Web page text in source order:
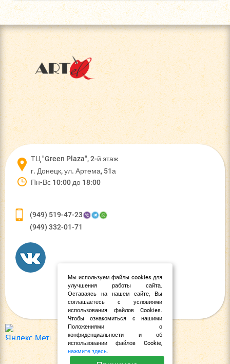
ТЦ "Green Plaza", 2-й этаж
г. Донецк, ул. Артема, 51а
Пн-Вс 10:00 до 18:00
(949) 519-47-23
(949) 332-01-71
Мы используем файлы cookies для
улучшения работы сайта.
Оставаясь на нашем сайте, Вы
соглашаетесь с условиями
использования файлов Cookies.
Чтобы ознакомиться с нашими
Положениями о
конфиденциальности и об
использовании файлов Cookie,
нажмите здесь.